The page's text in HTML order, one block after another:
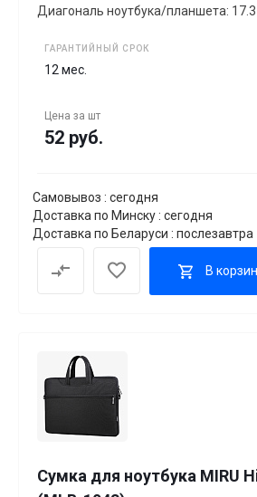
Диагональ ноутбука/планшета: 17.3
ГАРАНТИЙНЫЙ СРОК
12 мес.
Цена за шт
52 руб.
Самовывоз : сегодня
Доставка по Минску : сегодня
Доставка по Беларуси : послезавтра
В
Сумка для ноутбука MIRU